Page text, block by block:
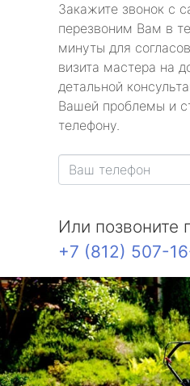
Закажите звонок с
перезвоним Вам в
минуты для
визита мастера на
детальной
Вашей проблемы и
телефону.
Или позвоните
+7 (812) 507-